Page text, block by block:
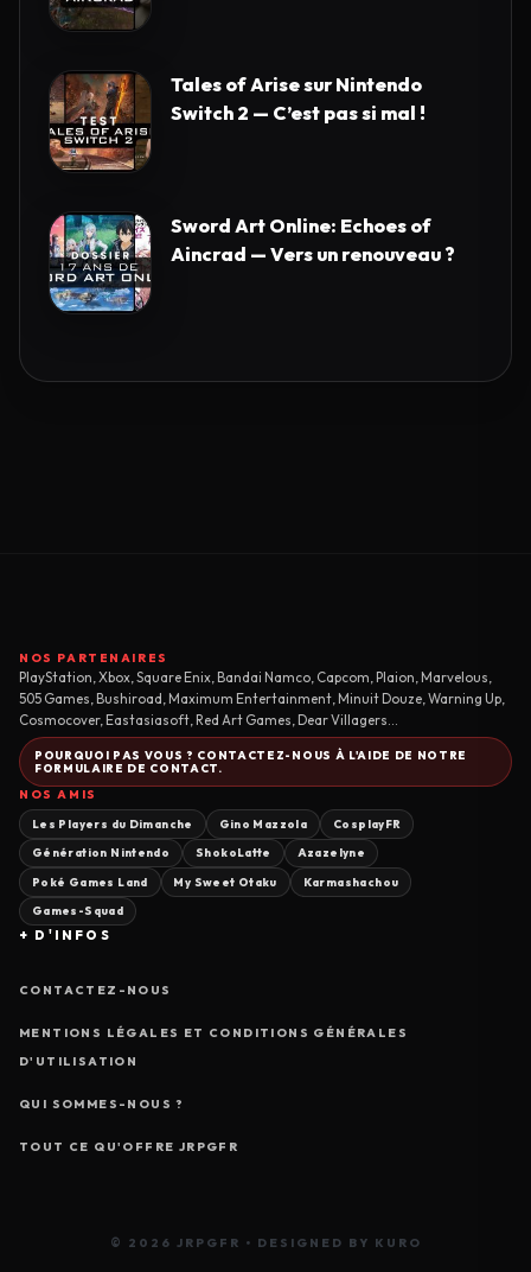
Tales of Arise sur Nintendo
Switch 2 — C’est pas si mal !
Sword Art Online: Echoes of
Aincrad — Vers un renouveau ?
NOS PARTENAIRES
PlayStation, Xbox, Square Enix, Bandai Namco, Capcom, Plaion, Marvelous,
505 Games, Bushiroad, Maximum Entertainment, Minuit Douze, Warning Up,
Cosmocover, Eastasiasoft, Red Art Games, Dear Villagers...
POURQUOI PAS VOUS ? CONTACTEZ-NOUS À L'AIDE DE NOTRE
FORMULAIRE DE CONTACT.
NOS AMIS
Les Players du Dimanche Gino Mazzola CosplayFR
Génération Nintendo ShokoLatte Azazelyne
Poké Games Land My Sweet Otaku Karmashachou
Games-Squad
+ D'INFOS
CONTACTEZ-NOUS
MENTIONS LÉGALES ET CONDITIONS GÉNÉRALES
D'UTILISATION
QUI SOMMES-NOUS ?
TOUT CE QU'OFFRE JRPGFR
© 2026 JRPGFR • DESIGNED BY KURO